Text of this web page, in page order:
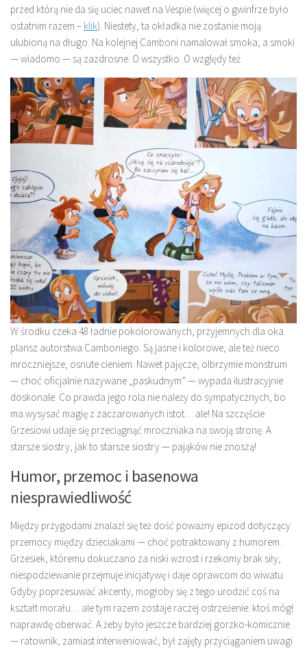
przed którą nie da się uciec nawet na Vespie (więcej o gwinfrze było
ostatnim razem – klik). Niestety, ta okładka nie zostanie moją
ulubioną na długo. Na kolejnej Camboni namalował smoka, a smoki
— wiadomo — są zazdrosne. O wszystko. O względy też.
W środku czeka 48 ładnie pokolorowanych, przyjemnych dla oka
plansz autorstwa Camboniego. Są jasne i kolorowe, ale też nieco
mroczniejsze, osnute cieniem. Nawet pajęcze, olbrzymie monstrum
— choć oficjalnie nazywane „paskudnym” — wypada ilustracyjnie
doskonale. Co prawda jego rola nie należy do sympatycznych, bo
ma wysysać magię z zaczarowanych istot… ale! Na szczęście
Grzesiowi udaje się przeciągnąć mroczniaka na swoją stronę. A
starsze siostry, jak to starsze siostry — pająków nie znoszą!
Humor, przemoc i basenowa
niesprawiedliwość
Między przygodami znalazł się też dość poważny epizod dotyczący
przemocy między dzieciakami — choć potraktowany z humorem.
Grzesiek, któremu dokuczano za niski wzrost i rzekomy brak siły,
niespodziewanie przejmuje inicjatywę i daje oprawcom do wiwatu.
Gdyby poprzesuwać akcenty, mogłoby się z tego urodzić coś na
kształt morału… ale tym razem zostaje raczej ostrzeżenie: ktoś mógł
naprawdę oberwać. A żeby było jeszcze bardziej gorzko-komicznie
— ratownik, zamiast interweniować, był zajęty przyciąganiem uwagi